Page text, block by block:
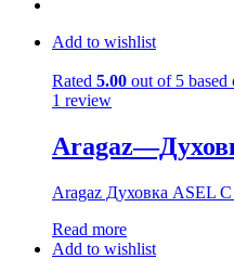
Add to wishlist
Rated 5.00 out of 5 based
1 review
Aragaz Духовка ASEL
Read more
Add to wishlist